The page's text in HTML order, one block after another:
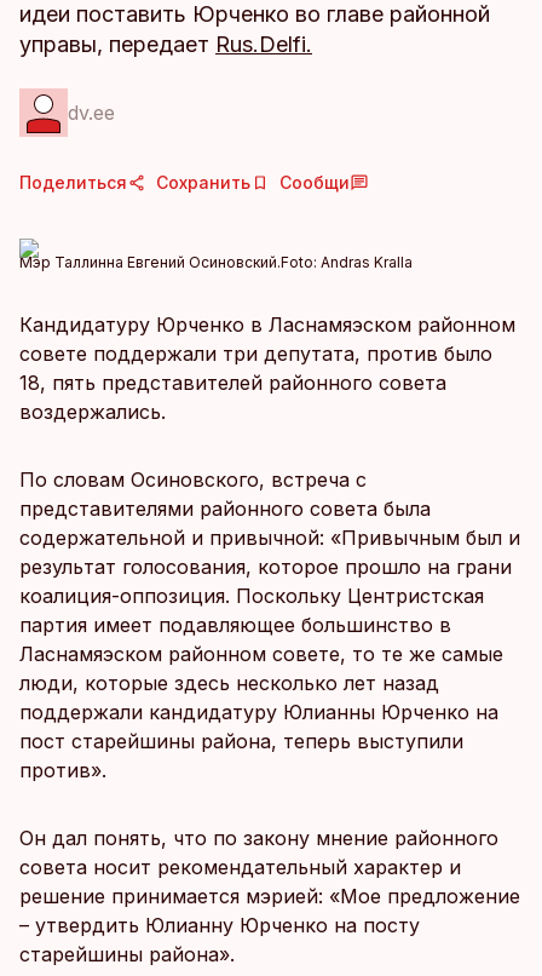
идеи поставить Юрченко во главе районной
управы, передает Rus.Delfi.
dv.ee
Поделиться Сохранить Сообщи
Мэр Таллинна Евгений Осиновский.Foto: Andras Kralla
Кандидатуру Юрченко в Ласнамяэском районном
совете поддержали три депутата, против было
18, пять представителей районного совета
воздержались.
По словам Осиновского, встреча с
представителями районного совета была
содержательной и привычной: «Привычным был и
результат голосования, которое прошло на грани
коалиция-оппозиция. Поскольку Центристская
партия имеет подавляющее большинство в
Ласнамяэском районном совете, то те же самые
люди, которые здесь несколько лет назад
поддержали кандидатуру Юлианны Юрченко на
пост старейшины района, теперь выступили
против».
Он дал понять, что по закону мнение районного
совета носит рекомендательный характер и
решение принимается мэрией: «Мое предложение
– утвердить Юлианну Юрченко на посту
старейшины района».